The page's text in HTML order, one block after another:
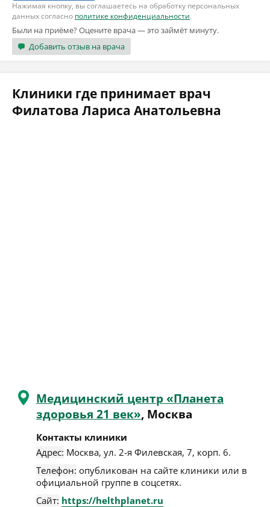
Нажимая кнопку, вы соглашаетесь на обработку персональных
данных согласно политике конфиденциальности.
Были на приёме? Оцените врача — это займёт минуту.
Добавить отзыв на врача
Клиники где принимает врач
Филатова Лариса Анатольевна
Медицинский центр «Планета
здоровья 21 век», Москва
Контакты клиники
Адрес: Москва, ул. 2-я Филевская, 7, корп. 6.
Телефон: опубликован на сайте клиники или в
официальной группе в соцсетях.
Сайт: https://helthplanet.ru